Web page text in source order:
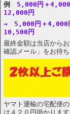
例
5,000円＋
12,000円
→ 5,000円＋4,000
10,500円
最終金額は当店から
確認メール」をお待ち
ヤマト運輸の宅配便
は４２０円掛かりま